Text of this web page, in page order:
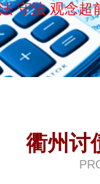
守法 观念超
衢州讨